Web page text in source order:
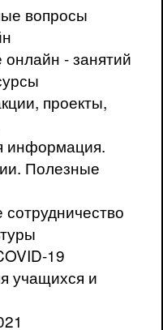
вопросы
- занятий
проекты,
информация.
Полезные
19
учащихся и